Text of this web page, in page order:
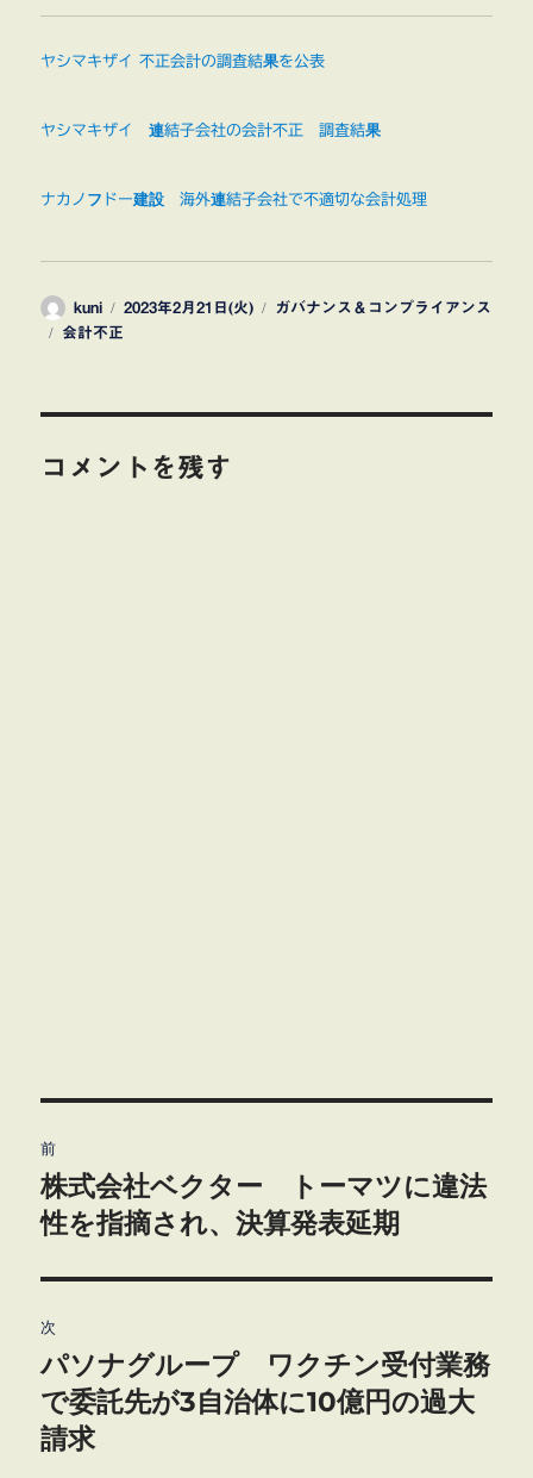
ヤシマキザイ 不正会計の調査結果を公表
ヤシマキザイ 連結子会社の会計不正 調査結果
ナカノフドー建設 海外連結子会社で不適切な会計処理
投
稿
kuni
投
2023年2月21日(火)
カ
ガバナンス＆コンプライアンス
タ
会計不正
コメントを残す
稿
ナ
ビ
ゲ
ー
シ
前
前
の
稿:
株式会社ベクター トーマツに違法
性を指摘され、決算発表延期
次
次
の
投
パソナグループ ワクチン受付業務
で委託先が3自治体に10億円の過大
請求